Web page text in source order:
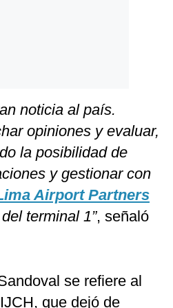
noticia al país.
opiniones y evaluar,
la posibilidad de
y gestionar con
Airport Partners
terminal 1”, señaló
se refiere al
que dejó de